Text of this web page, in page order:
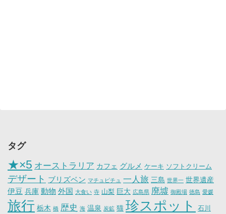
タグ
★×5 オーストラリア カフェ グルメ ケーキ ソフトクリーム
デザート ブリズベン マチュピチュ 一人旅 三島 世界一 世界遺産
伊豆 兵庫 動物 外国 大食い 寺 山梨 巨大 広島県 廃墟 御殿場 徳島 愛媛
旅行 栃木 橋 歴史 海 温泉 炭鉱 猫 珍スポット 石川